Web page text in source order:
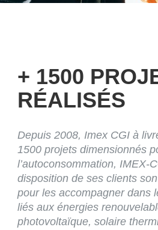
+ 1500
RÉALISÉS
Depuis 2008, Imex CGI à
1500 projets dimensionnés
l’autoconsommation, IMEX-
disposition de ses clients
pour les accompagner dans
liés aux énergies
photovoltaïque, solaire